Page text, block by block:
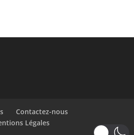
Contactez-nous
Légales